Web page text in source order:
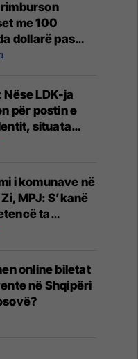
me 100
dollarë pas
të tarifave të
Nëse LDK-ja
për postin e
situata
- pres që
i komunave në
MPJ: S’kanë
ta
Kosovën
online biletat
në Shqipëri